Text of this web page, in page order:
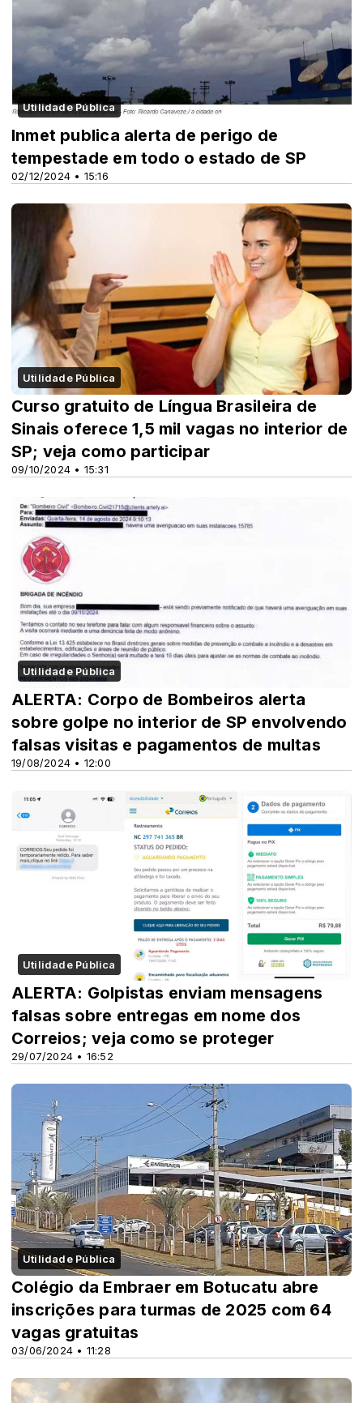
Utilidade Pública
02/12/2024 • 15:16
Inmet publica alerta de perigo de
tempestade em todo o estado de SP
Utilidade Pública
09/10/2024 • 15:31
Curso gratuito de Língua Brasileira de
Sinais oferece 1,5 mil vagas no interior de
SP; veja como participar
Utilidade Pública
19/08/2024 • 12:00
ALERTA: Corpo de Bombeiros alerta
sobre golpe no interior de SP envolvendo
falsas visitas e pagamentos de multas
Utilidade Pública
29/07/2024 • 16:52
ALERTA: Golpistas enviam mensagens
falsas sobre entregas em nome dos
Correios; veja como se proteger
Utilidade Pública
03/06/2024 • 11:28
Colégio da Embraer em Botucatu abre
inscrições para turmas de 2025 com 64
vagas gratuitas